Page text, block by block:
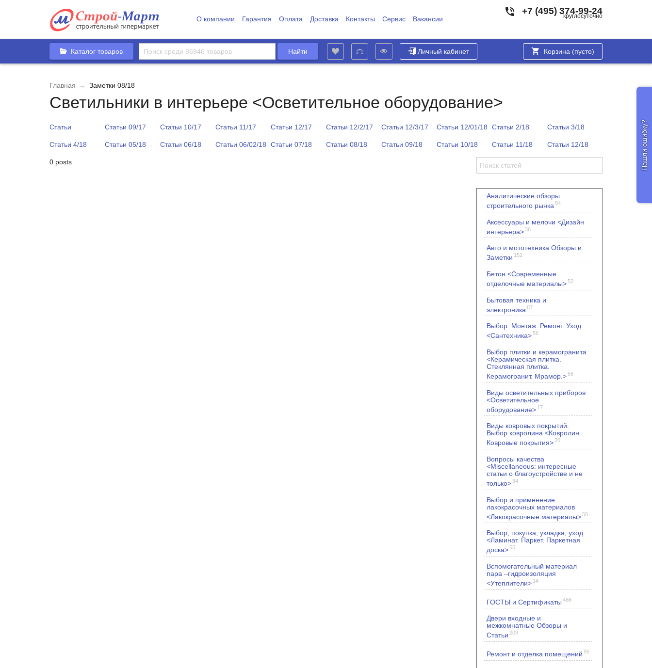
О компании Гарантия Оплата Доставка Контакты Сервис Вакансии
+7 (495) 374-99-24
круглосуточно
Каталог товаров Личный кабинет Корзина (пусто)
Главная → Заметки 08/18
Светильники в интерьере <Осветительное оборудование>
Статьи Статьи 09/17 Статьи 10/17 Статьи 11/17 Статьи 12/17 Статьи 12/2/17 Статьи 12/3/17 Статьи 12/01/18 Статьи 2/18 Статьи 3/18
Статьи 4/18 Статьи 05/18 Статьи 06/18 Статьи 06/02/18 Статьи 07/18 Статьи 08/18 Статьи 09/18 Статьи 10/18 Статьи 11/18 Статьи 12/18
0 posts
Аналитические обзоры
строительного рынка 84
Аксессуары и мелочи <Дизайн
интерьера>36
Авто и мототехника Обзоры и
Заметки 152
Бетон <Современные
отделочные материалы>52
Бытовая техника и
электроника 87
Выбор. Монтаж. Ремонт. Уход
<Сантехника>56
Выбор плитки и керамогранита
<Керамическая плитка.
Стеклянная плитка.
Керамогранит. Мрамор.>56
Виды осветительных приборов
<Осветительное
оборудование> 17
Виды ковровых покрытий.
Выбор ковролина <Ковролин.
Ковровые покрытия> 20
Вопросы качества
<Miscellaneous: интересные
статьи о благоустройстве и не
только>34
Выбор и применение
лакокрасочных материалов
<Лакокрасочные материалы>58
Выбор, покупка, укладка, уход
<Ламинат. Паркет. Паркетная
доска>55
Вспомогательный материал
пара –гидроизоляция
<Утеплители> 14
ГОСТЫ и Сертификаты 466
Двери входные и
межкомнатные Обзоры и
Статьи 209
Ремонт и отделка помещений 95
Нашли ошибку?